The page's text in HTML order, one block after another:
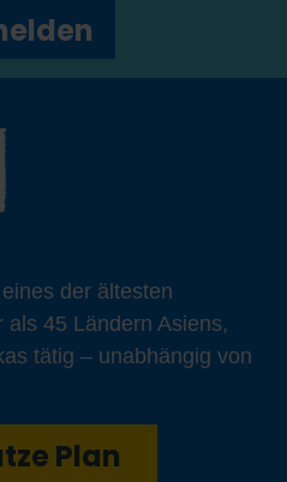
der ältesten
45 Ländern Asiens,
tätig – unabhängig von
Plan